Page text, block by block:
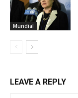
Mundial
LEAVE A REPLY